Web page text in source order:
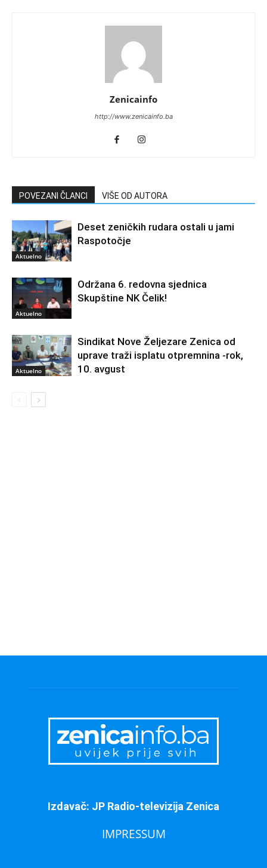
Zenicainfo
http://www.zenicainfo.ba
POVEZANI ČLANCI VIŠE OD AUTORA
Aktuelno
Deset zeničkih rudara ostali u jami
Raspotočje
Aktuelno
Održana 6. redovna sjednica
Skupštine NK Čelik!
Aktuelno
Sindikat Nove Željezare Zenica od
uprave traži isplatu otpremnina -rok,
10. avgust
Izdavač: JP Radio-televizija Zenica
IMPRESSUM